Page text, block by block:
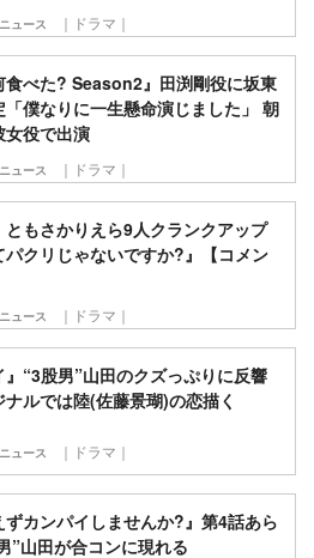
ニュース ｜ドラマ｜
食べた? Season2』田渕剛役に坂東
「僕なりに一生懸命演じました」 朝
女役で出演
ニュース ｜ドラマ｜
ともさかりえら9人クランクアップ
パクリじゃないですか?』【コメン
ニュース ｜ドラマ｜
』“3股男”山田のクズっぷりに反響
ルでは陸(佐藤景瑚)の恋描く
ニュース ｜ドラマ｜
ずカンパイしませんか?』第4話あら
”山田が合コンに現れる